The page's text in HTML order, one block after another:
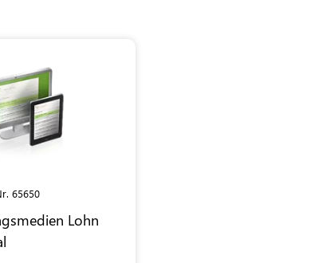
65650
Lohn